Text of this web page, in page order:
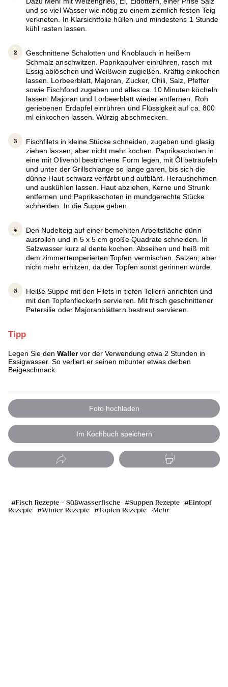
und so viel Wasser wie nötig zu einem ziemlich festen Teig
verkneten. In Klarsichtfolie hüllen und mindestens 1 Stunde
kühl rasten lassen.
Geschnittene Schalotten und Knoblauch in heißem
Schmalz anschwitzen. Paprikapulver einrühren, rasch mit
Essig ablöschen und Weißwein zugießen. Kräftig einkochen
lassen. Lorbeerblatt, Majoran, Zucker, Chili, Salz, Pfeffer
sowie Fischfond zugeben und alles ca. 10 Minuten köcheln
lassen. Majoran und Lorbeerblatt wieder entfernen. Roh
geriebenen Erdapfel einrühren und Flüssigkeit auf ca. 800
ml einkochen lassen. Würzig abschmecken.
Fischfilets in kleine Stücke schneiden, zugeben und glasig
ziehen lassen, aber nicht mehr kochen. Paprikaschoten in
eine mit Olivenöl bestrichene Form legen, mit Öl beträufeln
und unter der Grillschlange so lange garen, bis sich die
dünne Haut schwarz verfärbt und aufbläht. Herausnehmen
und auskühlen lassen. Haut abziehen, Kerne und Strunk
entfernen und Paprikaschoten in mundgerechte Stücke
schneiden. In die Suppe geben.
Den Nudelteig auf einer bemehlten Arbeitsfläche dünn
ausrollen und in 5 x 5 cm große Quadrate schneiden. In
Salzwasser kurz al dente kochen. Abseihen und heiß mit
dem zimmertemperierten Topfen vermischen. Salzen, aber
nicht mehr erhitzen, da der Topfen sonst gerinnen würde.
Heiße Suppe mit den Filets in tiefen Tellern anrichten und
mit den Topfenfleckerln servieren. Mit frisch geschnittener
Petersilie oder Majoranblättern bestreut servieren.
Tipp
Legen Sie den Wallervor der Verwendung etwa 2 Stunden in
Essigwasser. So verliert er seinen mitunter etwas derben
Beigeschmack.
Foto hochladen
Im Kochbuch speichern
Fisch Rezepte - Süßwasserfische Suppen Rezepte
Eintopf
Rezepte
Winter Rezepte Topfen Rezepte Mehr